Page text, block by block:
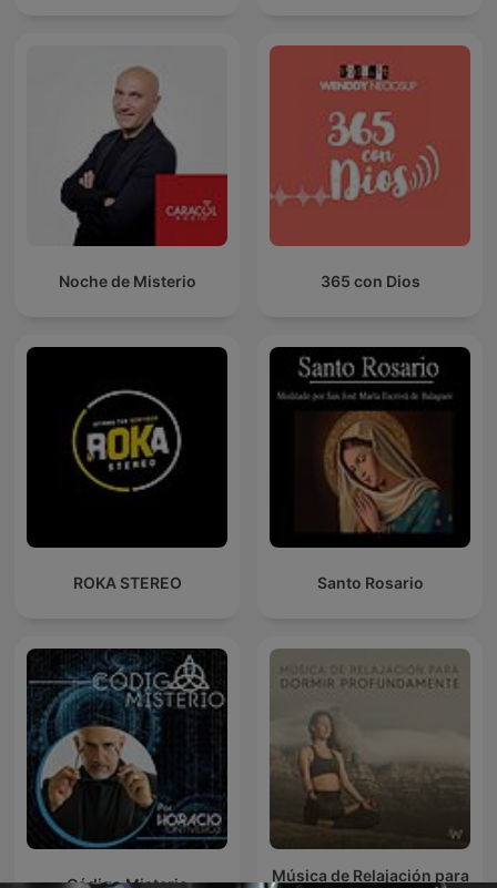
Noche de Misterio 365 con Dios
ROKA STEREO Santo Rosario
Música de Relajación para